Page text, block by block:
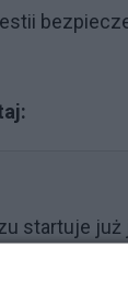
startuje